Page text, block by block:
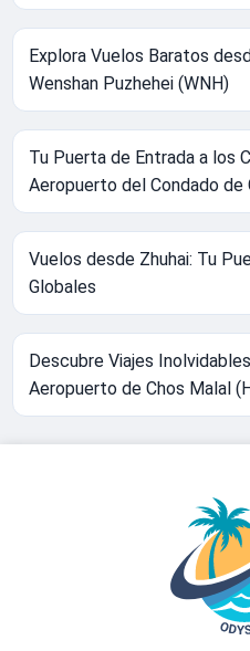
Explora Vuelos Baratos
Wenshan Puzhehei (WNH)
Tu Puerta de Entrada a los
Aeropuerto del Condado de
Vuelos desde Zhuhai: Tu
Globales
Descubre Viajes
Aeropuerto de Chos Malal